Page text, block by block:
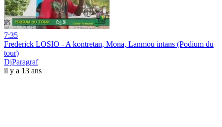
7:35
Frederick LOSIO - A kontretan, Mona, Lanmou intans (Podium du
tour)
DjParagraf
il y a 13 ans